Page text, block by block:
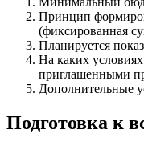
Принцип
(фиксированная
Планируется
На каких
приглашенными
Дополнительные
Подготовка к